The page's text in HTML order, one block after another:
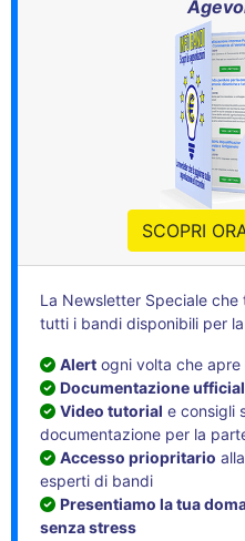
SCOPRI
La Newsletter Speciale che
tutti i bandi disponibili per
Alert ogni volta che
Documentazione
Video tutorial e consigli
documentazione per la
Accesso priopritario
esperti di bandi
Presentiamo la tua
senza stress